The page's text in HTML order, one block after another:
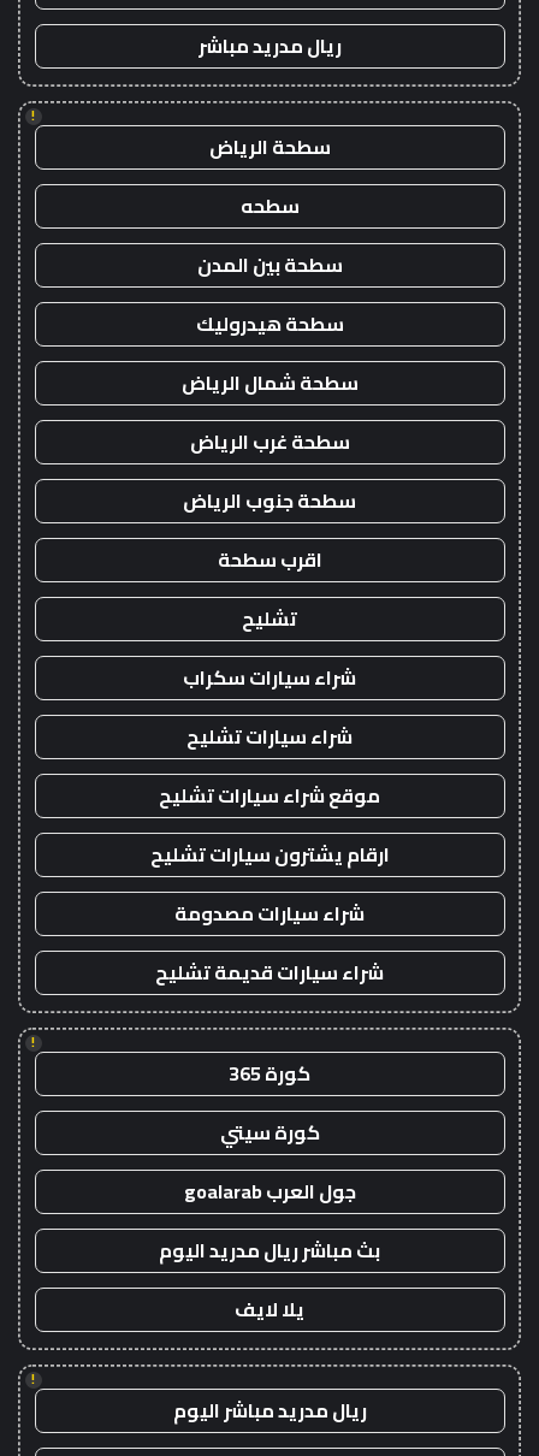
ريال مدريد مباشر
!
سطحة الرياض
سطحه
سطحة بين المدن
سطحة هيدروليك
سطحة شمال الرياض
سطحة غرب الرياض
سطحة جنوب الرياض
اقرب سطحة
تشليح
شراء سيارات سكراب
شراء سيارات تشليح
موقع شراء سيارات تشليح
ارقام يشترون سيارات تشليح
شراء سيارات مصدومة
شراء سيارات قديمة تشليح
!
كورة 365
كورة سيتي
جول العرب goalarab
بث مباشر ريال مدريد اليوم
يلا لايف
!
ريال مدريد مباشر اليوم